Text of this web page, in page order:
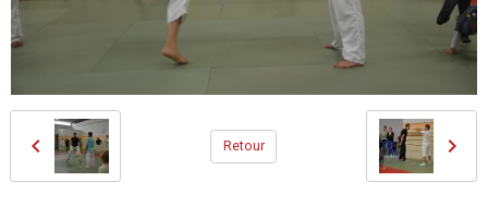
Retour